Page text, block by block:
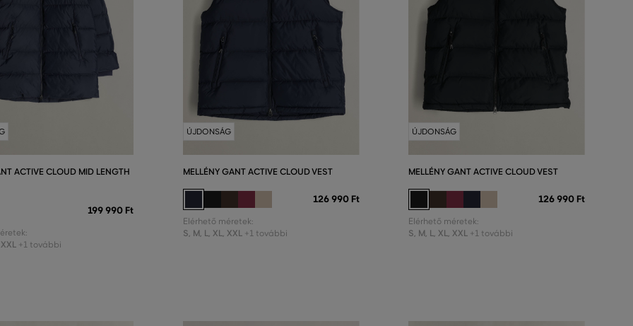
ACTIVE CLOUD MID LENGTH
199 990 Ft
XXL +1 további
ÚJDONSÁG
MELLÉNY GANT ACTIVE CLOUD VEST
126 990 Ft
Elérhető méretek:
S, M, L, XL, XXL +1 további
ÚJDONSÁG
MELLÉNY GANT ACTIVE CLOUD VEST
126 990 Ft
Elérhető méretek:
S, M, L, XL, XXL +1 további